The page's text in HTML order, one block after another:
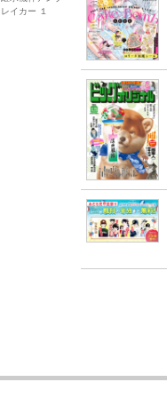
レイカー １